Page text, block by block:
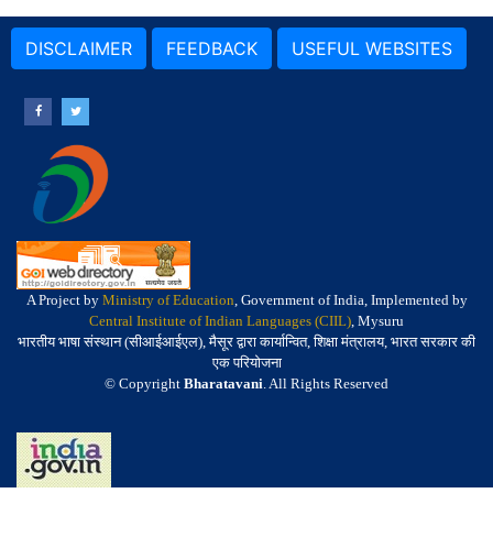
DISCLAIMER FEEDBACK USEFUL WEBSITES
A Project by Ministry of Education, Government of India, Implemented by
Central Institute of Indian Languages (CIIL), Mysuru
भारतीय भाषा संस्थान (सीआईआईएल), मैसूर द्वारा कार्यान्वित, शिक्षा मंत्रालय, भारत सरकार की
एक परियोजना
© Copyright Bharatavani. All Rights Reserved